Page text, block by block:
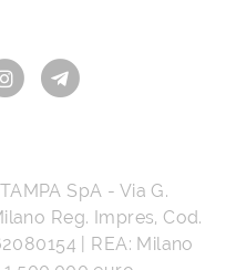
SpA - Via G.
Reg. Impres, Cod.
| REA: Milano